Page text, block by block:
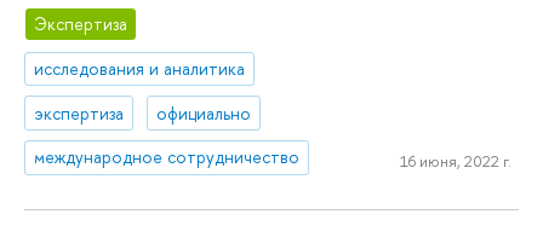
Экспертиза
исследования и аналитика
экспертиза
официально
международное сотрудничество
16 июня, 2022 г.